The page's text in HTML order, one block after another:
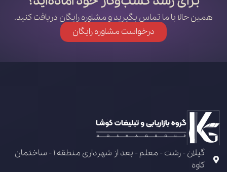
همین حالا با ما تماس بگیرید و مشاوره رایگان دریافت کنید.
درخواست مشاوره رایگان
گیلان - رشت - معلم - بعد از شهرداری منطقه 1 - ساختمان
کاوه